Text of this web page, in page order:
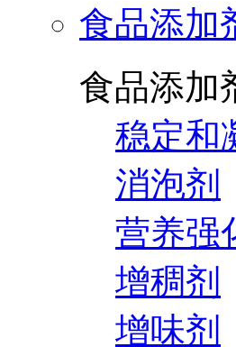
食品添加
食品添加
稳定和
消泡剂
营养强
增稠剂
增味剂